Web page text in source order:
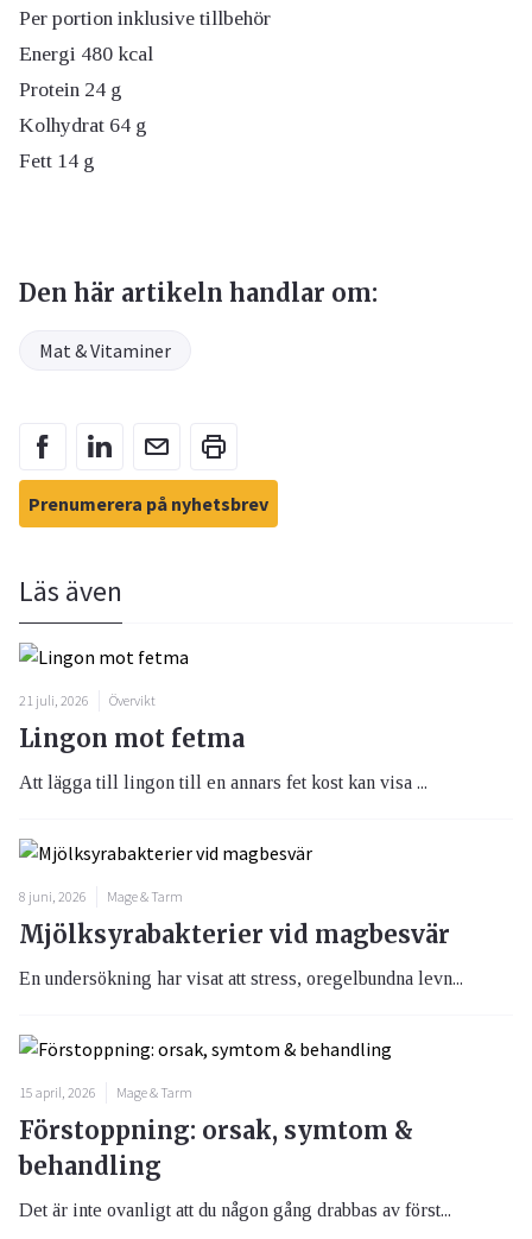
Per portion inklusive tillbehör
Energi 480 kcal
Protein 24 g
Kolhydrat 64 g
Fett 14 g
Den här artikeln handlar om:
Mat & Vitaminer
Prenumerera på nyhetsbrev
Läs även
21 juli, 2026 Övervikt
Lingon mot fetma
Att lägga till lingon till en annars fet kost kan visa ...
8 juni, 2026 Mage & Tarm
Mjölksyrabakterier vid magbesvär
En undersökning har visat att stress, oregelbundna levn...
15 april, 2026 Mage & Tarm
Förstoppning: orsak, symtom &
behandling
Det är inte ovanligt att du någon gång drabbas av först...